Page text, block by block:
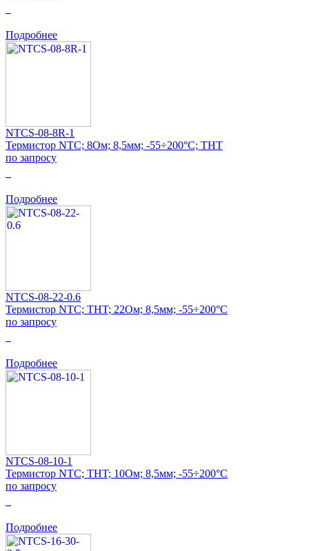
Подробнее
NTCS-08-8R-1
Термистор NTC; 8Ом; 8,5мм; -55÷200°C; THT
по запросу
Подробнее
NTCS-08-22-0.6
Термистор NTC; THT; 22Ом; 8,5мм; -55÷200°C
по запросу
Подробнее
NTCS-08-10-1
Термистор NTC; THT; 10Ом; 8,5мм; -55÷200°C
по запросу
Подробнее